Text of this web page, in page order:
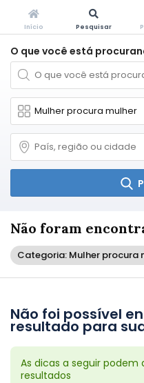
O que você está
Não foram
Categoria: Mulher procura
Não foi possível
resultado para
As dicas a seguir
resultados
Início Pesquisar